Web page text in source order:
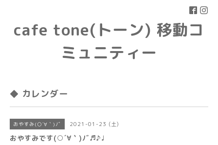
cafe tone(トーン) 移動コ
ミュニティー
◆ カレンダー
おやすみ(○´∀｀)ﾉﾞ 2021-01-23 (土)
おやすみです(○´∀｀)ﾉﾞ♬♪♩